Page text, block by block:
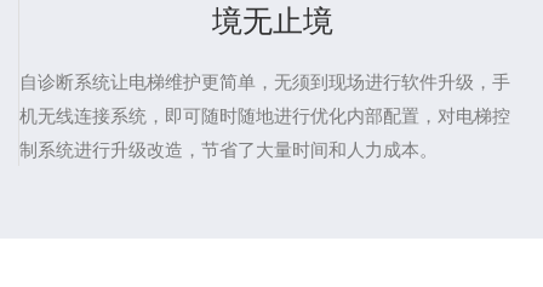
境无止境
自诊断系统让电梯维护更简单，无须到现场进行软件升级，手
机无线连接系统，即可随时随地进行优化内部配置，对电梯控
制系统进行升级改造，节省了大量时间和人力成本。